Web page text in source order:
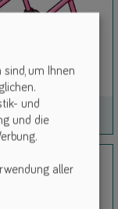
& Gehhilfen
um Ihnen
und
und die
aller